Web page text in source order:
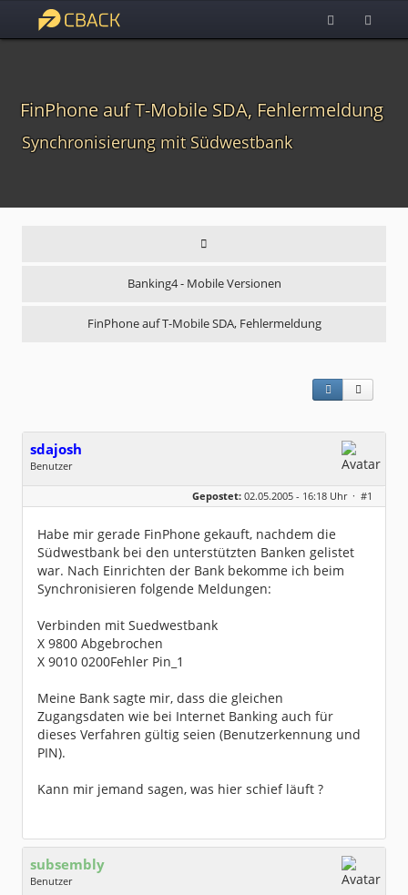
FinPhone auf T-Mobile SDA, Fehlermeldung
Synchronisierung mit Südwestbank
Banking4 - Mobile Versionen
FinPhone auf T-Mobile SDA, Fehlermeldung
sdajosh
Benutzer
Geschlecht:
keine Angabe
Dabei seit:
05 / 2005
Gepostet: 02.05.2005 - 16:18 Uhr · #1
Habe mir gerade FinPhone gekauft, nachdem die
Südwestbank bei den unterstützten Banken gelistet
war. Nach Einrichten der Bank bekomme ich beim
Synchronisieren folgende Meldungen:
Verbinden mit Suedwestbank
X 9800 Abgebrochen
X 9010 0200Fehler Pin_1
Meine Bank sagte mir, dass die gleichen
Zugangsdaten wie bei Internet Banking auch für
dieses Verfahren gültig seien (Benutzerkennung und
PIN).
Kann mir jemand sagen, was hier schief läuft ?
subsembly
Benutzer